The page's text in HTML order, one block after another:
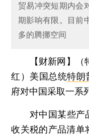
贸易冲突短期内会
期影响有限。目前
多的腾挪空间
【财新网】
红） 美国总统特朗
府对中国采取一系
对中国某些产
收关税的产品清单